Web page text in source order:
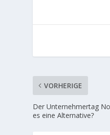
VORHERIGE
Der Unternehmertag
es eine Alternative?